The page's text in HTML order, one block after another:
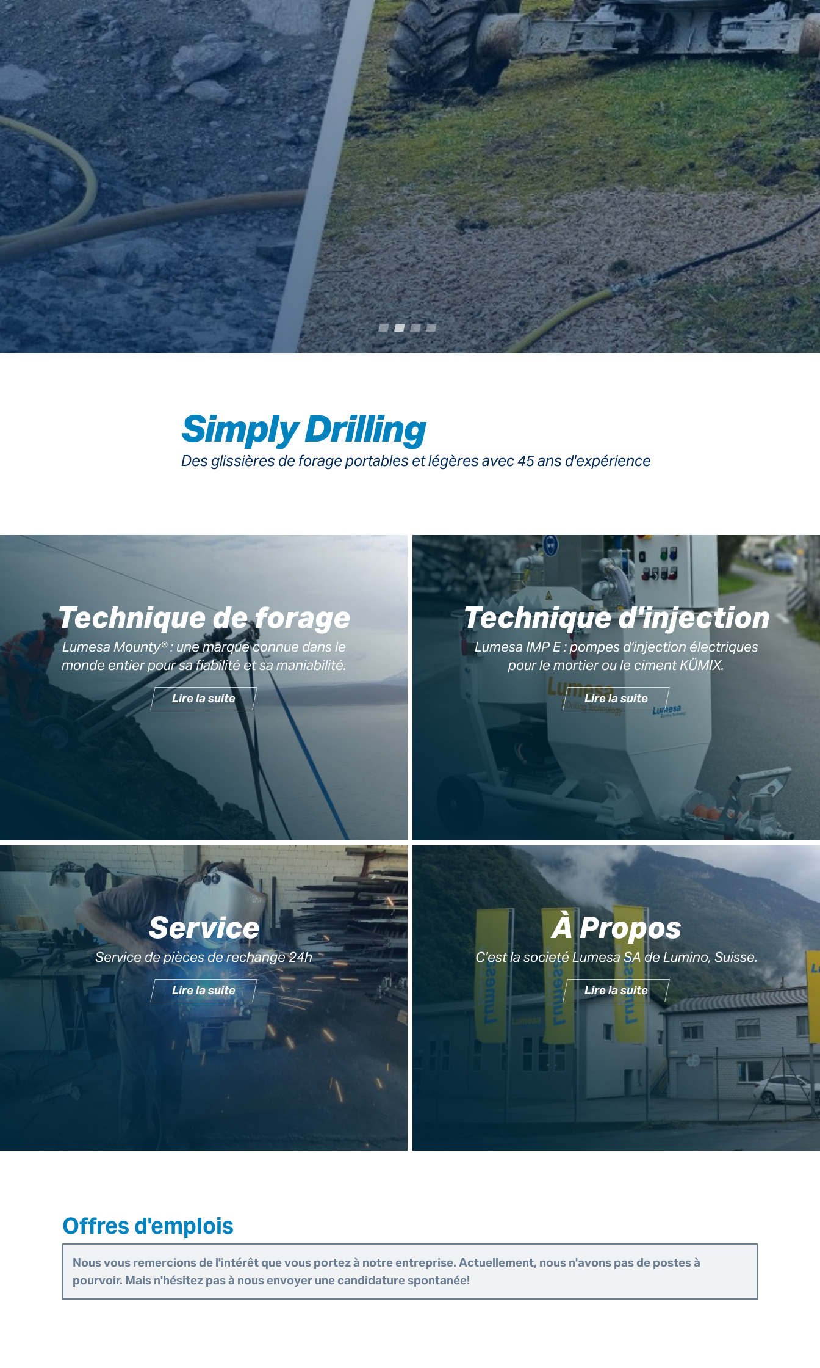
Simply Drilling
Des glissières de forage portables et légères avec 45 ans d'expérience
Technique de forage
Lumesa Mounty® : une marque connue dans le
monde entier pour sa fiabilité et sa maniabilité.
Lire la suite
Technique d'injection
Lumesa IMP E : pompes d'injection électriques
pour le mortier ou le ciment KÜMIX.
Lire la suite
Service
Service de pièces de rechange 24h
Lire la suite
À Propos
C'est la societé Lumesa SA de Lumino, Suisse.
Lire la suite
Offres d'emplois
Nous vous remercions de l'intérêt que vous portez à notre entreprise. Actuellement, nous n'avons pas de postes à
pourvoir. Mais n'hésitez pas à nous envoyer une candidature spontanée!